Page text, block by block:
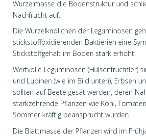
Wurzelmasse die Bodenstruktur und
Nachfrucht auf.
Die Wurzelknöllchen der Leguminosen
stickstoffoxidierenden Baktierien eine
Stickstoffgehalt im Boden stark erhöht.
Wertvolle Leguminosen (Hülsenfrüchtler)
und Lupinen (wie im Bild unten), Erbsen
sollten auf Beete gesät werden, deren
starkzehrende Pflanzen wie Kohl,
Sommer kräftig beansprucht wurden.
Die Blattmasse der Pflanzen wird im